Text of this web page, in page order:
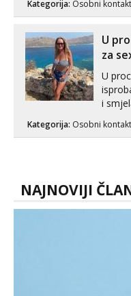
Kategorija: Sex Ženska
Ciao
😘 i
Kategorija: Sex Ženska
NAJNOVIJI